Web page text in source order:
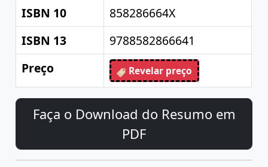
ISBN 10
858286664X
ISBN 13
9788582866641
Preço
Revelar preço
Faça o Download do Resumo em
PDF